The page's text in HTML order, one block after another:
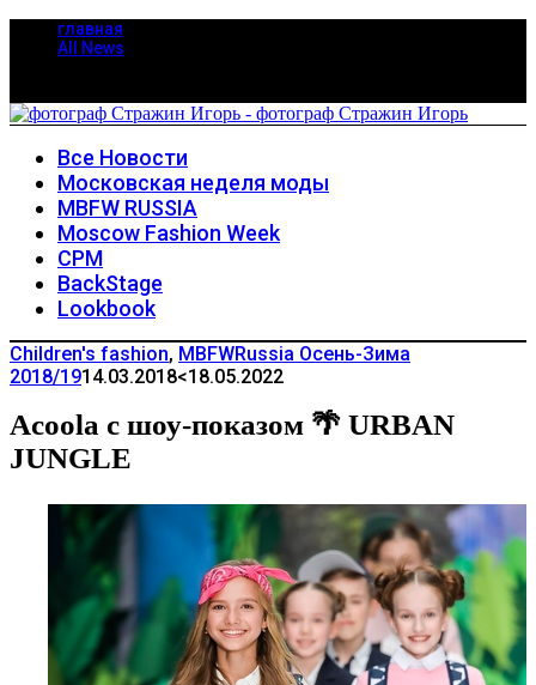
главная
All News
Все Новости
Московская неделя моды
MBFW RUSSIA
Moscow Fashion Week
CPM
BackStage
Lookbook
Children's fashion, MBFWRussia Осень-Зима
2018/1914.03.2018<18.05.2022
Acoola с шоу-показом 🌴 URBAN
JUNGLE